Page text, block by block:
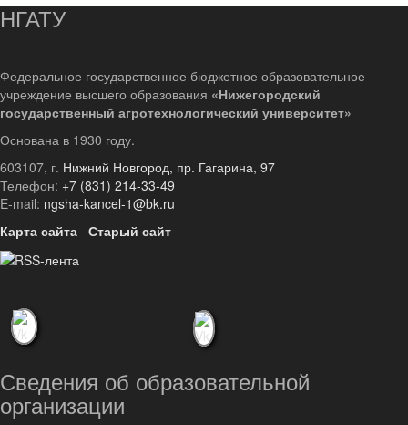
НГАТУ
Федеральное государственное бюджетное образовательное
учреждение высшего образования «Нижегородский
государственный агротехнологический университет»
Основана в 1930 году.
603107, г. Нижний Новгород, пр. Гагарина, 97
Телефон: +7 (831) 214-33-49
E-mail: ngsha-kancel-1@bk.ru
Карта сайта Старый сайт
Сведения об образовательной
организации